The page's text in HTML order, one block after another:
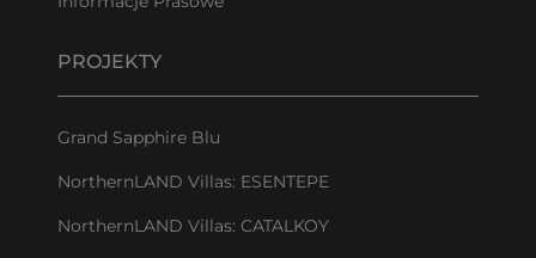
PROJEKTY
Grand Sapphire Blu
NorthernLAND Villas: ESENTEPE
NorthernLAND Villas: CATALKOY